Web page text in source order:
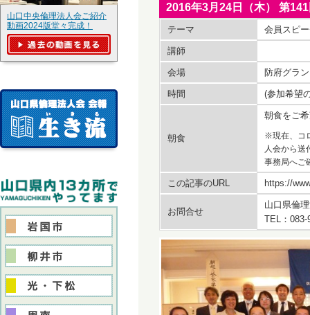
2016年3月24日（木） 第
テーマ 会員スピ
講師
会場 防府グラ
時間 (参加希望
朝食
朝食をご
※現在、コ
人会から送
事務局へご
この記事のURL https://
お問合せ
山口県倫
TEL：
山口中央倫理法人会ご紹介
動画2024版堂々完成！